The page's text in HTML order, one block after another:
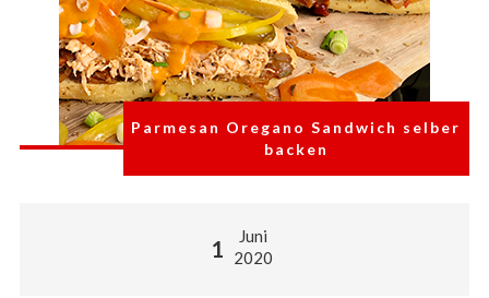
Parmesan Oregano Sandwich selber
backen
1
Juni
2020